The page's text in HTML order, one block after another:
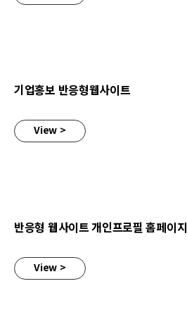
기업홍보 반응형웹사이트
View >
반응형 웹사이트 개인프로필 홈페이지
View >